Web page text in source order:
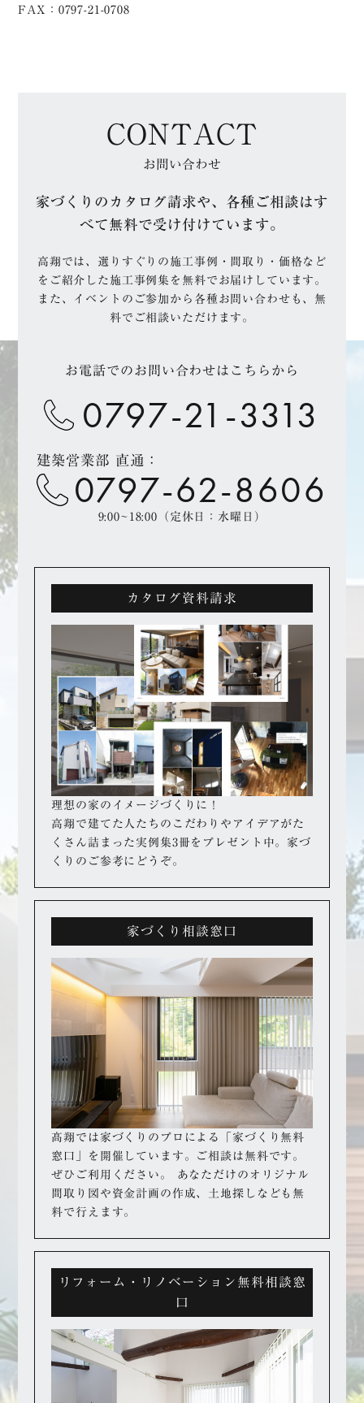
FAX：0797-21-0708
CONTACT
お問い合わせ
家づくりのカタログ請求や、各種ご相談はす
べて無料で受け付けています。
高翔では、選りすぐりの施工事例・間取り・価格など
をご紹介した施工事例集を無料でお届けしています。
また、イベントのご参加から各種お問い合わせも、無
料でご相談いただけます。
お電話でのお問い合わせはこちらから
0797-21-3313
建築営業部 直通：
0797-62-8606
9:00~18:00（定休日：水曜日）
カタログ資料請求
理想の家のイメージづくりに！
高翔で建てた人たちのこだわりやアイデアがた
くさん詰まった実例集3冊をプレゼント中。 家づ
くりのご参考にどうぞ。
家づくり相談窓口
髙翔では家づくりのプロによる「家づくり無料
窓口」を開催しています。
ご相談は無料です。
ぜひご利用ください。
あなただけのオリジナル
間取り図や資金計画の作成、 土地探しなども無
料で行えます。
リフォーム・リノベーション無料相談窓
口